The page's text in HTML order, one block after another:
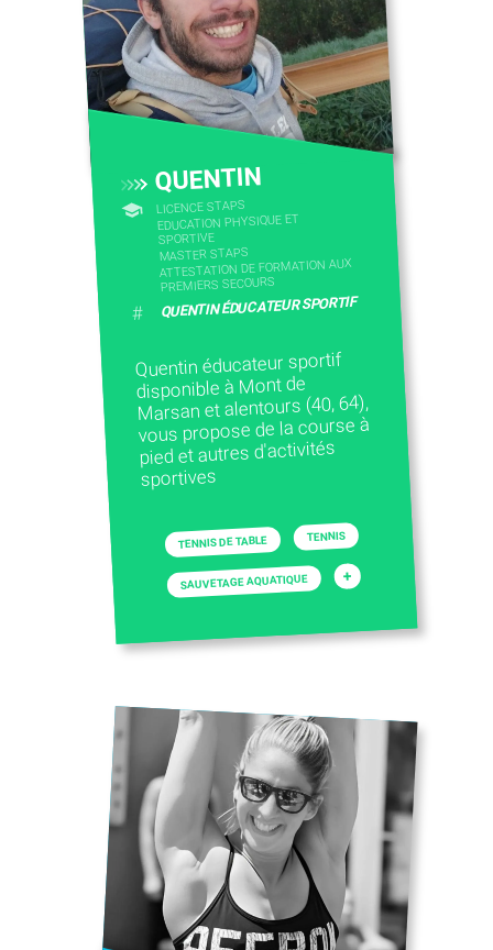
QUENTIN
LICENCE STAPS
EDUCATION PHYSIQUE ET
SPORTIVE
MASTER STAPS
ATTESTATION DE FORMATION AUX
PREMIERS SECOURS
# QUENTIN ÉDUCATEUR SPORTIF
Quentin éducateur sportif
disponible à Mont de
Marsan et alentours (40, 64),
vous propose de la course à
pied et autres d'activités
sportives
TENNIS DE TABLE TENNIS
SAUVETAGE AQUATIQUE +